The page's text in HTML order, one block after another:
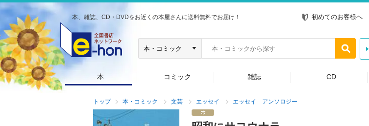
本、雑誌、CD・DVDをお近くの本屋さんに送料無料でお届け！ 初めてのお客様へ
本 コミック 雑誌 CD
トップ 本・コミック 文芸 エッセイ エッセイ アンソロジー